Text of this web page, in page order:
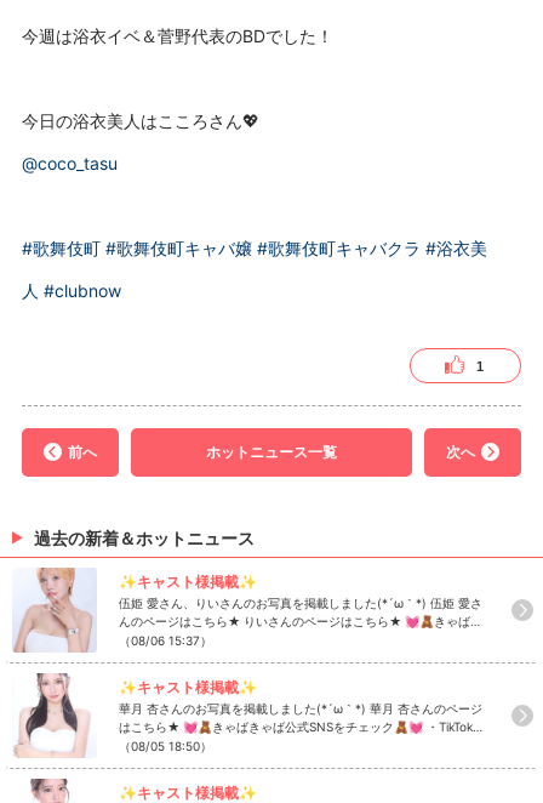
今週は浴衣イベ＆菅野代表のBDでした！
今日の浴衣美人はこころさん💖
@coco_tasu
#歌舞伎町 #歌舞伎町キャバ嬢 #歌舞伎町キャバクラ #浴衣美
人 #clubnow
1
前へ ホットニュース一覧 次へ
過去の新着＆ホットニュース
✨キャスト様掲載✨
伍姫 愛さん、りいさんのお写真を掲載しました(*´ω｀*) 伍姫 愛さ
んのページはこちら★ りいさんのページはこちら★ 💓🧸きゃばき
ゃば公式SNSをチェック🧸💓 ・TikTok ・Instagram ・Twitter ・
（08/06 15:37）
✨キャスト様掲載✨
華月 杏さんのお写真を掲載しました(*´ω｀*) 華月 杏さんのページ
はこちら★ 💓🧸きゃばきゃば公式SNSをチェック🧸💓 ・TikTok
・Instagram ・Twitter ・YouTube
（08/05 18:50）
✨キャスト様掲載✨